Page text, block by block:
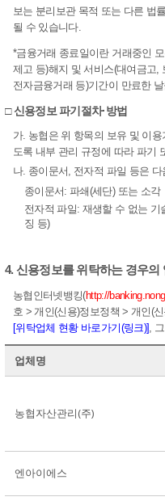
보는 분리보관 목적 또는 다른 법
될 수 있습니다.
*금융거래 종료일이란 거래중인
제고 등)해지 및 서비스(대여금고
전자금융거래 등)기간이 만료한
□ 신용정보 파기절차·방법
가. 농협은 위 항목의 보유 및 이
도록 내부 관리 규정에 따라 파기
나. 종이문서, 전자적 파일 등은
종이문서: 파쇄(세단) 또는 소각
전자적 파일: 재생할 수 없는
징 등)
4. 신용정보를 위탁하는 경우의
농협인터넷뱅킹(http://
호 > 개인(신용)정보정책 > 개인(
[위탁업체 현황 바로가기(링크)],
업체명
농협자산관리(주)
엔아이에스